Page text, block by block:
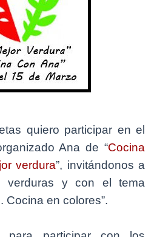
quiero participar en el
Ana de “Cocina
verdura”, invitándonos a
verduras y con el tema
Cocina en colores”.